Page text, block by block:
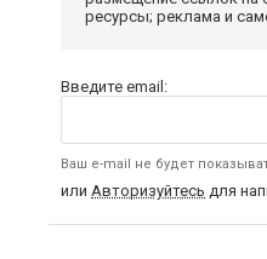
ресурсы; реклама и
Введите email:
Ваш e-mail не будет
или Авторизуйтесь для